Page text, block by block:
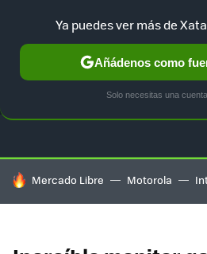
GUÍA DE COMPRAS
HOY SE HABLA DE
Mercado Libre Motorola
Ya puedes ver más de
Añádenos como
Solo necesitas una